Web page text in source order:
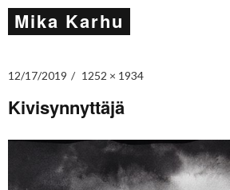
Mika Karhu
12/17/2019 1252 × 1934
Kivisynnyttäjä